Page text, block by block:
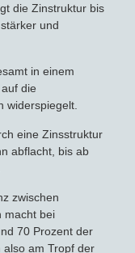
die Zinstruktur bis
und
in einem
die
widerspiegelt.
eine Zinsstruktur
abflacht, bis ab
zwischen
macht bei
70 Prozent der
also am Tropf der